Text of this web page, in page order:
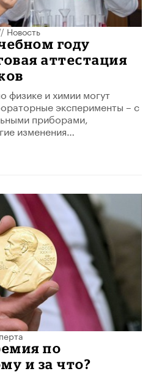
Новость
году
аттестация
физике и химии могут
эксперименты – с
приборами,
изменения…
по
и за что?